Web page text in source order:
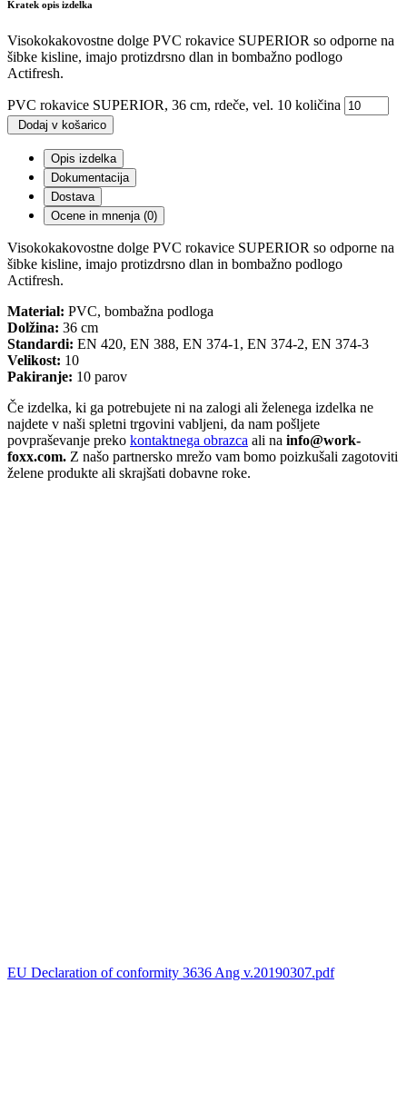
Kratek opis izdelka
Visokokakovostne dolge PVC rokavice SUPERIOR so odporne na
šibke kisline, imajo protizdrsno dlan in bombažno podlogo
Actifresh.
PVC rokavice SUPERIOR, 36 cm, rdeče, vel. 10 količina
Dodaj v košarico
Opis izdelka
Dokumentacija
Dostava
Ocene in mnenja (0)
Visokokakovostne dolge PVC rokavice SUPERIOR so odporne na
šibke kisline, imajo protizdrsno dlan in bombažno podlogo
Actifresh.
Material: PVC, bombažna podloga
Dolžina: 36 cm
Standardi: EN 420, EN 388, EN 374-1, EN 374-2, EN 374-3
Velikost: 10
Pakiranje: 10 parov
Če izdelka, ki ga potrebujete ni na zalogi ali želenega izdelka ne
najdete v naši spletni trgovini vabljeni, da nam pošljete
povpraševanje preko kontaktnega obrazca ali na info@work-
foxx.com. Z našo partnersko mrežo vam bomo poizkušali zagotoviti
želene produkte ali skrajšati dobavne roke.
EU Declaration of conformity 3636 Ang v.20190307.pdf